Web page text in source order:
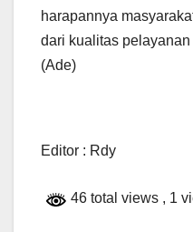
harapannya
dari kualitas
(Ade)
Editor : Rdy
46 total views , 1